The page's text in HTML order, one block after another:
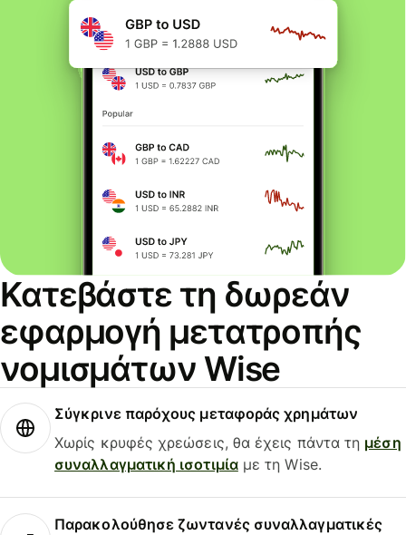
Κατεβάστε τη δωρεάν
εφαρμογή μετατροπής
νομισμάτων Wise
Σύγκρινε παρόχους μεταφοράς χρημάτων
Χωρίς κρυφές χρεώσεις, θα έχεις πάντα τη μέση
συναλλαγματική ισοτιμίαμε τη Wise.
Παρακολούθησε ζωντανές συναλλαγματικές